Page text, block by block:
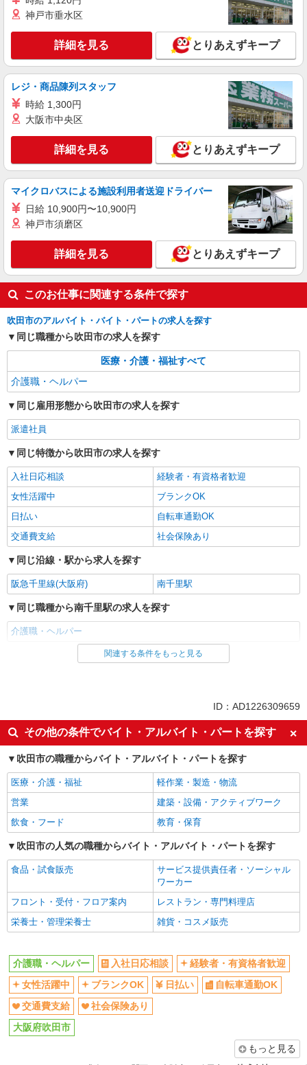
キープ 詳細を見る
パート
SOMPOケア 吹田 訪問介護/2196cc2
登録ヘルパー
勤務（社保加入者）の場合は時給1,665円 ＊早朝
夜間（〜8:00、18:00〜）：時給2,044円〜 ＊日曜
祝日：時給1,935円〜 【実務者研修・初任者研修
（ヘルパー1級・2級）】 時給1,555円 ◎週20時間
以上勤務（社保加入者）の場合は時給1,585円 ＊
早朝夜間（〜8:00、18:00〜）：時給1,944円〜 ＊
日曜祝日：時給1,855円〜 ◎身体介助、生活援助
が同時給 ◎キャンセル手当：職務時給の60％支給
大阪府吹田市片山町1丁目3-1 メロード吹田二
番館7階701号室
キープ 詳細を見る
正社員
SOMPOケア 吹田 訪問介護/2196ca1
【介護福祉士】 月給：242,300円 年収例：331
手当、日祝手当（月平均2回分）等、毎月平均的に
支払われる手当を含みます。 ◎残業時は別途時間
外手当支給（超過1分〜） ◎賞与 基本給2.08ヶ
大阪府吹田市片山町1丁目3-1 メロード吹田二
番館7階701号室
キープ 詳細を見る
神戸市垂水区
詳細を見る とりあえずキープ
レジ・商品陳列スタッフ
時給 1,300円
大阪市中央区
詳細を見る とりあえずキープ
マイクロバスによる施設利用者送迎ドライバー
日給 10,900円〜10,900円
神戸市須磨区
詳細を見る とりあえずキープ
このお仕事に関連する条件で探す
吹田市のアルバイト・バイト・パートの求人を探す
同じ職種から吹田市の求人を探す
医療・介護・福祉すべて
介護職・ヘルパー
同じ雇用形態から吹田市の求人を探す
派遣社員
同じ特徴から吹田市の求人を探す
入社日応相談
経験者・有資格者歓迎
女性活躍中
ブランクOK
日払い
自転車通勤OK
交通費支給
社会保険あり
同じ沿線・駅から求人を探す
阪急千里線(大阪府) 南千里駅
同じ職種から南千里駅の求人を探す
介護職・ヘルパー
同じ雇用形態から南千里駅の求人を探す
入社日応相談
経験者・有資格者歓迎
女性活躍中
ブランクOK
日払い
自転車通勤OK
交通費支給
社会保険あり
同じ職種から求人を探す
医療・介護・福祉
介護職・ヘルパー
日払い
交通費支給
社会保険あり
関連する条件をもっと見る
ID：AD1226309659
その他の条件でバイト・アルバイト・パートを探す
吹田市の職種からバイト・アルバイト・パートを探す
医療・介護・福祉
軽作業・製造・物流
営業
建築・設備・アクティブワーク
飲食・フード
教育・保育
吹田市の人気の職種からバイト・アルバイト・パートを探す
食品・試食販売
サービス提供責任者・ソーシャル
ワーカー
フロント・受付・フロア案内
レストラン・専門料理店
栄養士・管理栄養士
雑貨・コスメ販売
介護職・ヘルパー 入社日応相談
経験者・有資格者歓迎
女性活躍中
ブランクOK 日払い
自転車通勤OK
交通費支給
社会保険あり
大阪府吹田市
もっと見る